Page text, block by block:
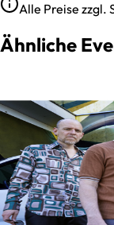
Alle Preise zzgl.
Ähnliche